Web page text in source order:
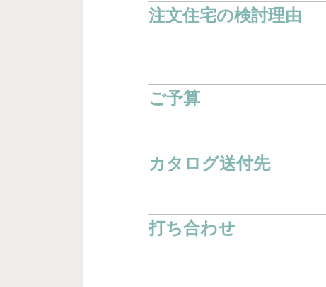
注文住宅の検討理由
ご予算
カタログ送付先
打ち合わせ